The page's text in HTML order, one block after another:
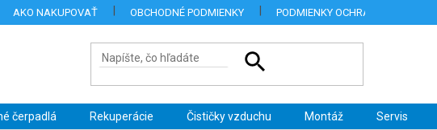
AKO NAKUPOVAŤ OBCHODNÉ PODMIENKY PODMIENKY OCHRANY
čerpadlá Rekuperácie Čističky vzduchu Montáž Servis